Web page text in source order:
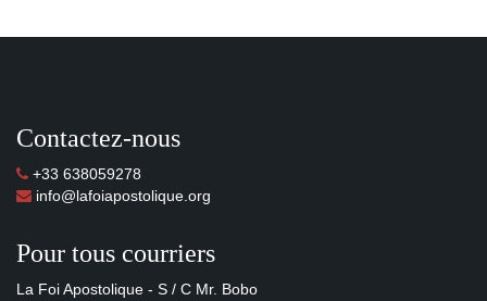
Contactez-nous
+33 638059278
info@lafoiapostolique.org
Pour tous courriers
La Foi Apostolique - S / C Mr. Bobo